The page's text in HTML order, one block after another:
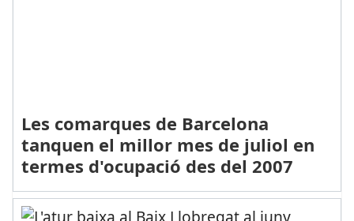
Les comarques de Barcelona
tanquen el millor mes de juliol en
termes d'ocupació des del 2007